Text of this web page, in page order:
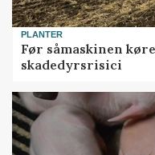
PLANTER
Før såmaskinen
skadedyrsrisici